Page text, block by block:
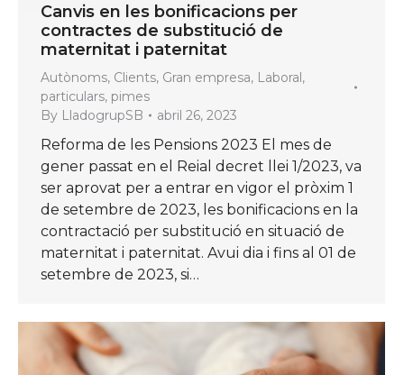
Canvis en les bonificacions per
contractes de substitució de
maternitat i paternitat
Autònoms, Clients, Gran empresa, Laboral,
particulars, pimes
By LladogrupSB abril 26, 2023
Reforma de les Pensions 2023 El mes de
gener passat en el Reial decret llei 1/2023, va
ser aprovat per a entrar en vigor el pròxim 1
de setembre de 2023, les bonificacions en la
contractació per substitució en situació de
maternitat i paternitat. Avui dia i fins al 01 de
setembre de 2023, si…